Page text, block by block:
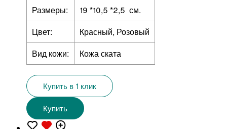
Размеры:
19 *10,5 *2,5 см.
Цвет:
Красный, Розовый
Вид кожи:
Кожа ската
Купить в 1 клик
Купить